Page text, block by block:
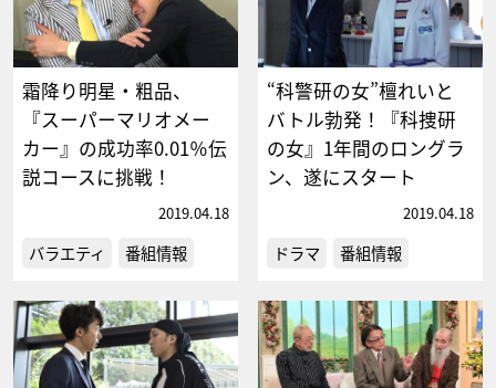
霜降り明星・粗品、
『スーパーマリオメー
カー』の成功率0.01％伝
説コースに挑戦！
2019.04.18
バラエティ 番組情報
“科警研の女”檀れいと
バトル勃発！『科捜研
の女』1年間のロングラ
ン、遂にスタート
2019.04.18
ドラマ 番組情報